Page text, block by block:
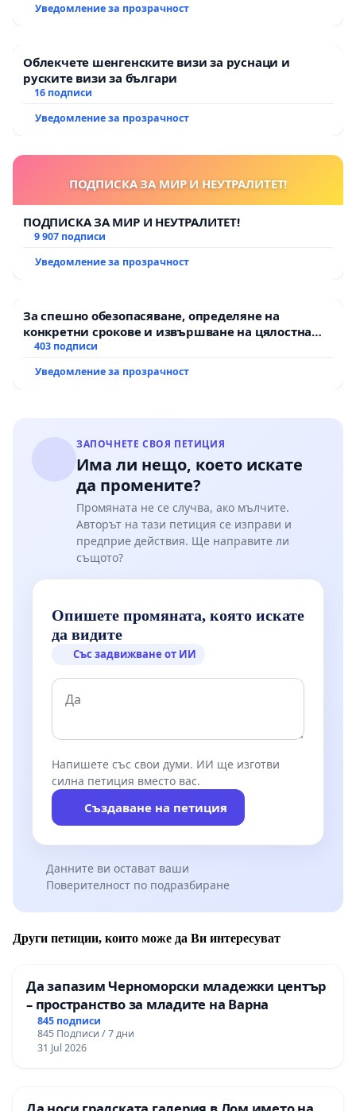
Уведомление за прозрачност
Облекчете шенгенските визи за руснаци и
руските визи за българи
16 подписи
Уведомление за прозрачност
ПОДПИСКА ЗА МИР И НЕУТРАЛИТЕТ!
ПОДПИСКА ЗА МИР И НЕУТРАЛИТЕТ!
9 907 подписи
Уведомление за прозрачност
За спешно обезопасяване, определяне на
конкретни срокове и извършване на цялостна
рехабилитация на републиканския път между
Мирово - к.к. Момин проход
403 подписи
Уведомление за прозрачност
ЗАПОЧНЕТЕ СВОЯ ПЕТИЦИЯ
Има ли нещо, което искате
да промените?
Промяната не се случва, ако мълчите.
Авторът на тази петиция се изправи и
предприе действия. Ще направите ли
същото?
Опишете промяната, която искате
да видите
Със задвижване от ИИ
Напишете със свои думи. ИИ ще изготви
силна петиция вместо вас.
Създаване на петиция
Данните ви остават ваши
Поверителност по подразбиране
Други петиции, които може да Ви интересуват
Да запазим Черноморски младежки център
– пространство за младите на Варна
845 подписи
845 Подписи / 7 дни
31 Jul 2026